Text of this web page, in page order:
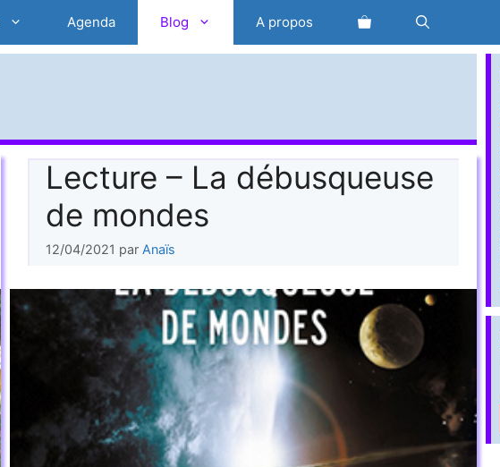
Agenda Blog A propos
Lecture – La débusqueuse
de mondes
12/04/2021 par Anaïs